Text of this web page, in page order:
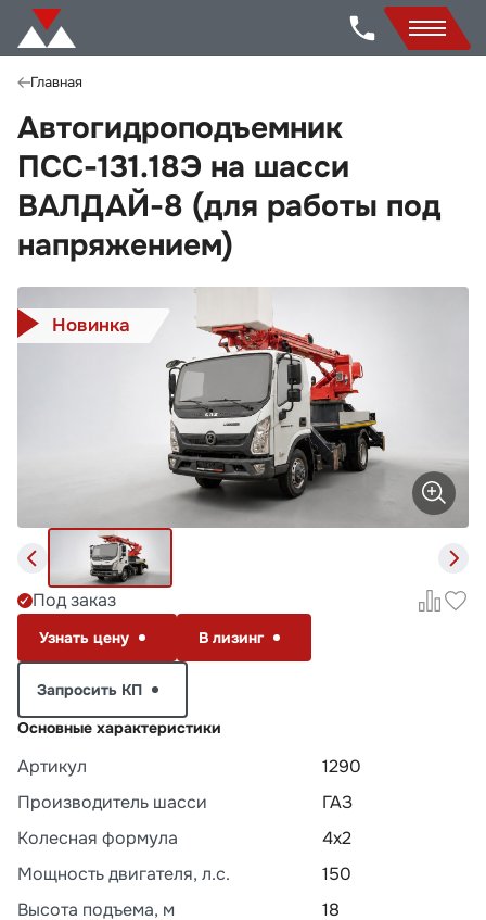
Главная
Автогидроподъемник
ПСС-131.18Э на шасси
ВАЛДАЙ-8 (для работы под
напряжением)
Новинка
Под заказ
Узнать цену В лизинг
Запросить КП
Основные характеристики
Артикул
1290
Производитель шасси
ГАЗ
Колесная формула
4х2
Мощность двигателя, л.с.
150
Высота подъема, м
18